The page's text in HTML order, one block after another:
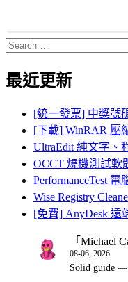
Search
for:
最近更新
[統一發票] 中獎號
[下載] WinRAR 壓
UltraEdit 純文字、
OCCT 燒機測試軟
PerformanceTest
Wise Registry
[免費] AnyDesk 遠
「 Michael
08-06, 2026
Solid guide